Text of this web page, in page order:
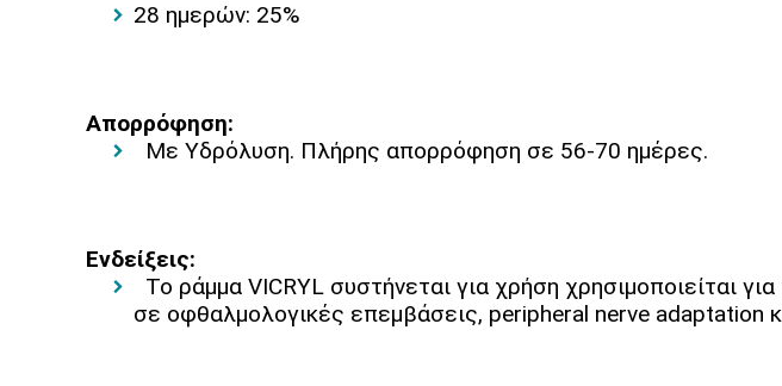
28 ημερών: 25%
Απορρόφηση:
Με Υδρόλυση. Πλήρης απορρόφηση σε 56-70 ημέρες.
Ενδείξεις:
Το ράμμα VICRYL συστήνεται για χρήση χρησιμοποιείται
σε οφθαλμολογικές επεμβάσεις, peripheral nerve adaptation